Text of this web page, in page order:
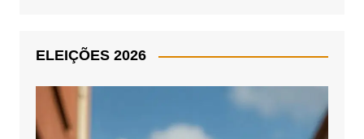
ELEIÇÕES 2026